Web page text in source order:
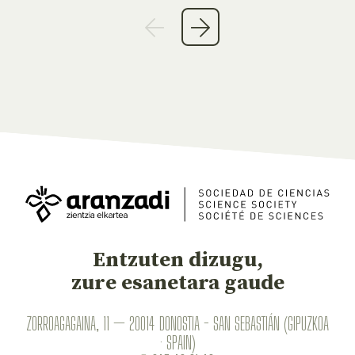
Entzuten dizugu,
zure esanetara gaude
ZORROAGAGAINA, 11 — 20014 DONOSTIA - SAN SEBASTIÁN (GIPUZKOA
· SPAIN)